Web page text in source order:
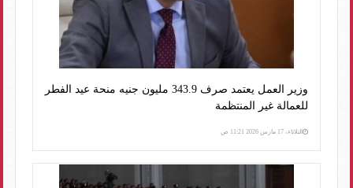
وزير العمل يعتمد صرف 343.9 مليون جنيه منحة عيد الفطر
للعمالة غير المنتظمة
الثلاثاء، 17 مارس 2026 11:21 ص